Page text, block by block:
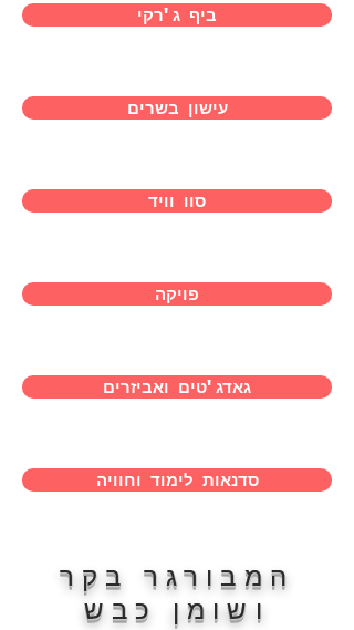
ביף ג'רקי
עישון בשרים
סוו וויד
פויקה
גאדג'טים ואביזרים
סדנאות לימוד וחוויה
המבורגר בקר
ושומן כבש